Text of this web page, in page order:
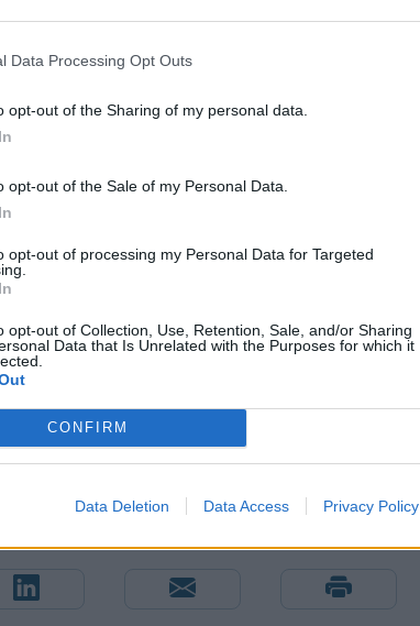
Data Processing Opt Outs
opt-out of the Sharing of my personal data.
opt-out of the Sale of my Personal Data.
opt-out of processing my Personal Data for Targeted
opt-out of Collection, Use, Retention, Sale, and/or Sharing
Data that Is Unrelated with the Purposes for which it
CONFIRM
Data Deletion Data Access Privacy Policy
για ακόμη μια φορά χθες Τρίτη να διατάξει να
με τη χώρα αυτή, ενώ ο ιρανικός στρατός
ΗΠΑ ξαναρχίσουν τον πόλεμο.